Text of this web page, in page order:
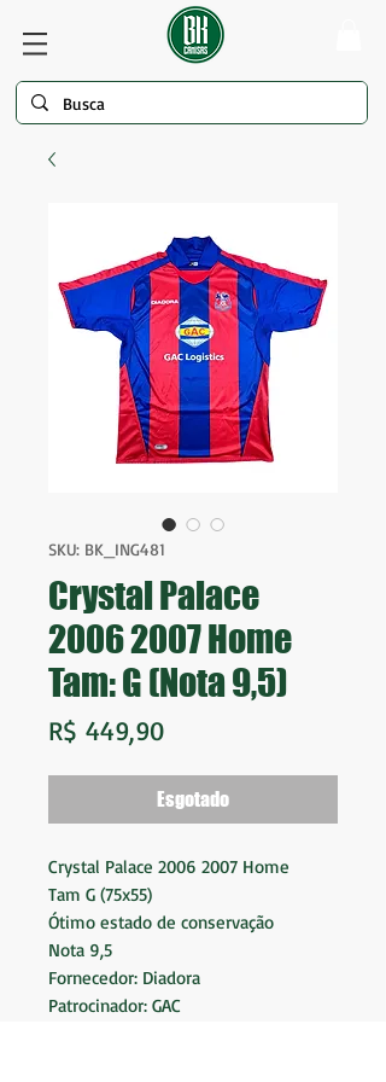
SKU: BK_ING481
Crystal Palace
2006 2007 Home
Tam: G (Nota 9,5)
R$ 449,90Preço
Esgotado
Crystal Palace 2006 2007 Home
Tam G (75x55)
Ótimo estado de conservação
Nota 9,5
Fornecedor: Diadora
Patrocinador: GAC